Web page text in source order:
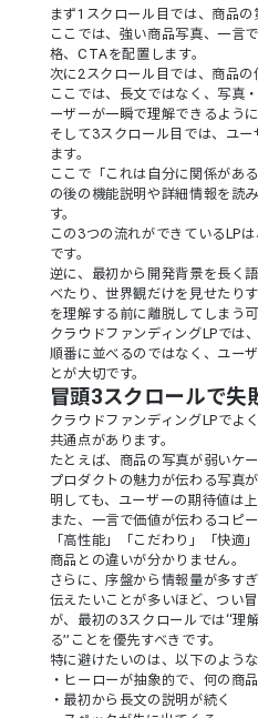
まず1スクロール目では、商品の
ここでは、強い商品写真、一言
格、CTAを配置します。
次に2スクロール目では、商品の
ここでは、長文ではなく、写真
ーザーが一瞬で理解できるように
そして3スクロール目では、ユ
ます。
ここで「これは自分に関係があ
の後の機能説明や詳細情報を読
す。
この3つの流れができているLP
です。
逆に、最初から開発背景を長く
べたり、世界観だけを見せたり
を理解する前に離脱してしまう
クラウドファンディングLPでは
順番に並べるのではなく、ユー
とが大切です。
冒頭3スクロールで失
クラウドファンディングLPでよ
共通点があります。
たとえば、商品の写真が弱いケー
プロダクトの魅力が伝わる写真
明しても、ユーザーの期待値は
また、一言で価値が伝わるコピ
「高性能」「こだわり」「快適
商品との違いが分かりません。
さらに、序盤から情報量が多す
伝えたいことが多いほど、つい
が、最初の3スクロールでは“理
る”ことを優先すべきです。
特に避けたいのは、以下のような
・ヒーローが抽象的で、何の商
・最初から長文の説明が続く